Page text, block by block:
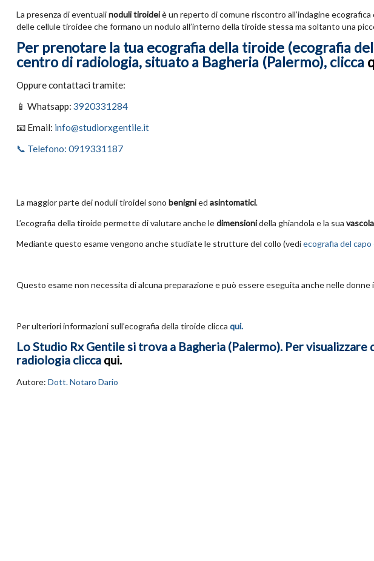
La presenza di eventualinoduli tiroideiè un reperto di comune riscontro all’indagine
delle cellule tiroidee che formano un nodulo all’interno della tiroide stessa ma soltanto una
Per prenotare la tua ecografia della tiroide (ecografia
centro di radiologia, situato a Bagheria (Palermo), clicca
Oppure contattaci tramite:
📱 Whatsapp: 3920331284
📧 Email: info@studiorxgentile.it
📞 Telefono: 0919331187
La maggior parte dei noduli tiroidei sono benignied asintomatici.
L’ecografia della tiroide permette di valutare anche ledimensionidella ghiandola e la sua
Mediante questo esame vengono anche studiate le strutture del collo (vediecografia del capo
Questo esame non necessita di alcuna preparazione e può essere eseguita anche nelle donne
Per ulteriori informazioni sull’ecografia della tiroide clicca qui.
Lo Studio Rx Gentile si trova a Bagheria (Palermo). Per
radiologia clicca qui.
Autore: Dott. Notaro Dario